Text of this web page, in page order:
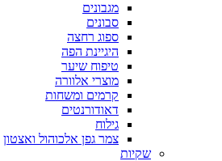
מגבונים
סבונים
ספוג רחצה
היגיינת הפה
טיפוח שיער
מוצרי אלוורה
קרמים ומשחות
דאודורנטים
גילוח
צמר גפן אלכוהול ואצטון
שקיות